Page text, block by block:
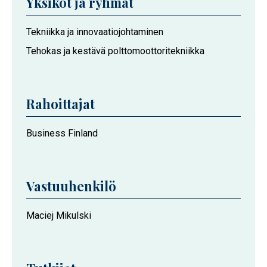
Hankkeeseen
osallistuvat
Tekniikka ja innovaatiojohtaminen
Tehokas ja kestävä polttomoottoritekniikka
Rahoittajat
Business Finland
Vastuuhenkilö
Maciej Mikulski